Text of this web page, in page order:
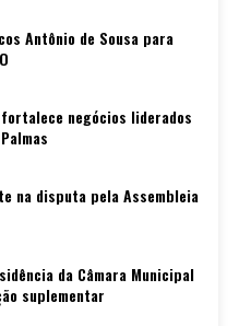
Antônio de Sousa para
fortalece negócios liderados
na disputa pela Assembleia
da Câmara Municipal
suplementar